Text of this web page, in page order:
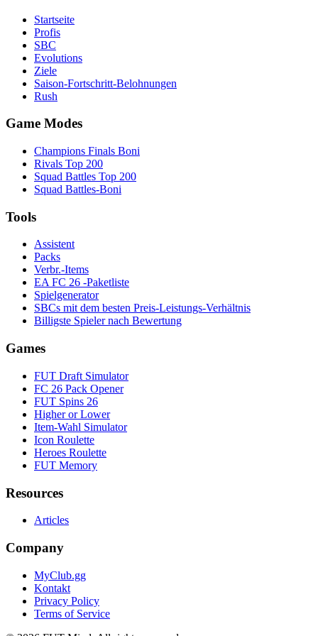
Startseite
Profis
SBC
Evolutions
Ziele
Saison-Fortschritt-Belohnungen
Rush
Game Modes
Champions Finals Boni
Rivals Top 200
Squad Battles Top 200
Squad Battles-Boni
Tools
Assistent
Packs
Verbr.-Items
EA FC 26 -Paketliste
Spielgenerator
SBCs mit dem besten Preis-Leistungs-Verhältnis
Billigste Spieler nach Bewertung
Games
FUT Draft Simulator
FC 26 Pack Opener
FUT Spins 26
Higher or Lower
Item-Wahl Simulator
Icon Roulette
Heroes Roulette
FUT Memory
Resources
Articles
Company
MyClub.gg
Kontakt
Privacy Policy
Terms of Service